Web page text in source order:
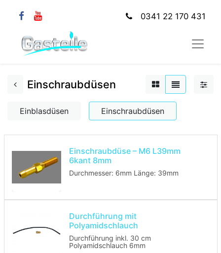
0341 22 170 431
Einschraubdüsen
Einblasdüsen Einschraubdüsen
Einschraubdüse – M6 L39mm
6kant 8mm
Durchmesser: 6mm Länge: 39mm
Durchführung mit
Polyamidschlauch
Durchführung inkl. 30 cm
Polyamidschlauch 6mm